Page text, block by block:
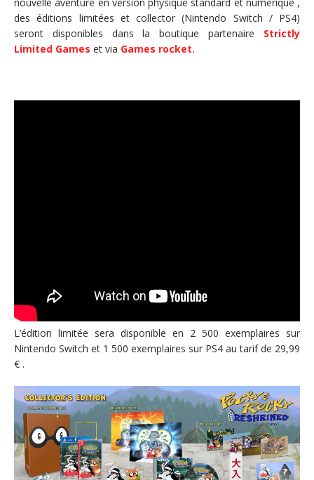
des éditions limitées et collector (Nintendo Switch / PS4)
seront disponibles dans la boutique partenaire Strictly
Limited Games et via Games rocket.
L’édition limitée sera disponible en 2 500 exemplaires sur
Nintendo Switch et 1 500 exemplaires sur PS4 au tarif de 29,99
€ .